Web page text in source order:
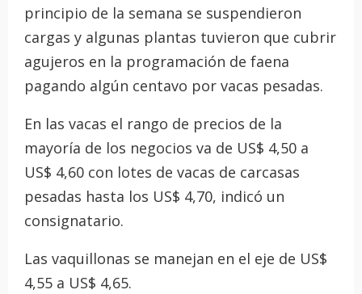
principio de la semana se suspendieron
cargas y algunas plantas tuvieron que cubrir
agujeros en la programación de faena
pagando algún centavo por vacas pesadas.
En las vacas el rango de precios de la
mayoría de los negocios va de US$ 4,50 a
US$ 4,60 con lotes de vacas de carcasas
pesadas hasta los US$ 4,70, indicó un
consignatario.
Las vaquillonas se manejan en el eje de US$
4,55 a US$ 4,65.